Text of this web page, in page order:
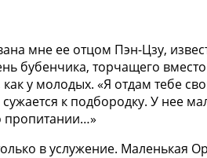
мне ее отцом Пэн-Цзу,
бубенчика, торчащего
у молодых. «Я отдам тебе
к подбородку. У нее
пропитании…»
в услужение. Маленькая